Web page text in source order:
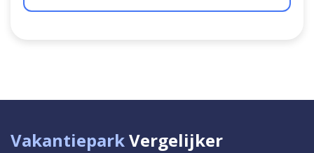
VakantieparkVergelijker